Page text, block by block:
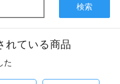
検索
れている商品
た